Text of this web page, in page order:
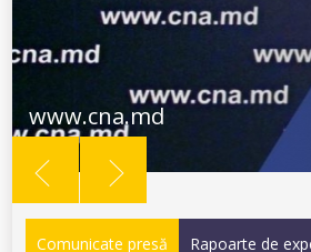
www.cna.md
Comunicate presă Rapoarte de